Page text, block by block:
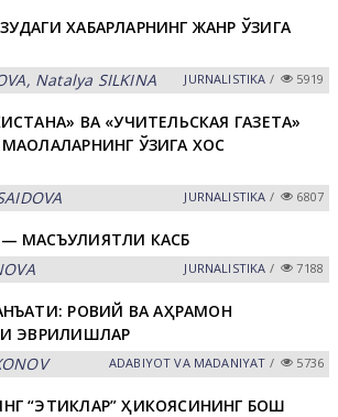
ХАБАРЛАРНИНГ ЖАНР ЎЗИГА
Natalya SILKINA
JURNALISTIKA / 5919
ВА «УЧИТЕЛЬСКАЯ ГАЗЕТА»
ЎЗИГА ХОС
JURNALISTIKA / 6807
МАСЪУЛИЯТЛИ КАСБ
JURNALISTIKA / 7188
РОВИЙ ВА ҚАҲРАМОН
ЭВРИЛИШЛАР
АDАBIYOT VА MАDАNIYAT / 5736
“ЭТИКЛАР” ҲИКОЯСИНИНГ БОШ